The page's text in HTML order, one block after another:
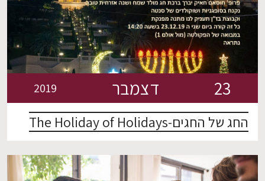
conference topics will focus […]
23 דצמבר 2019
החג של החגים-The Holiday of Holidays